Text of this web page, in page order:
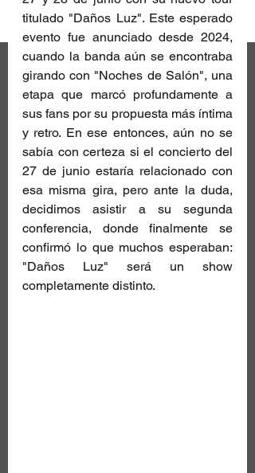
titulado "Daños Luz". Este esperado
evento fue anunciado desde 2024,
cuando la banda aún se encontraba
girando con "Noches de Salón", una
etapa que marcó profundamente a
sus fans por su propuesta más íntima
y retro. En ese entonces, aún no se
sabía con certeza si el concierto del
27 de junio estaría relacionado con
esa misma gira, pero ante la duda,
decidimos asistir a su segunda
conferencia, donde finalmente se
confirmó lo que muchos esperaban:
"Daños Luz" será un show
completamente distinto.